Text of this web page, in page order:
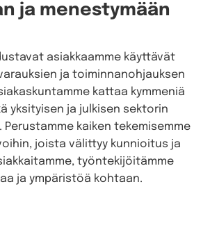
ja menestymään
asiakkaamme käyttävät
ja toiminnanohjauksen
kattaa kymmeniä
yksityisen ja julkisen sektorin
kaiken tekemisemme
joista välittyy kunnioitus ja
työntekijöitämme
ja ympäristöä kohtaan.